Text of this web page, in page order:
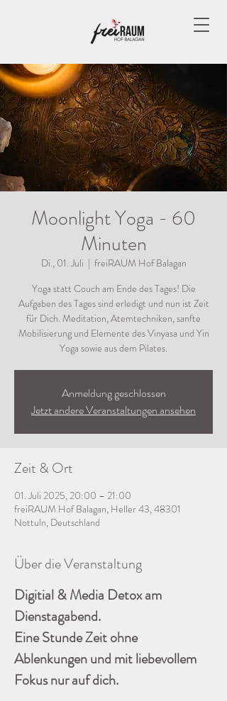
Moonlight Yoga - 60
Minuten
Di., 01. Juli
  |
freiRAUM Hof Balagan
Yoga statt Couch am Ende des Tages! Die
Aufgaben des Tages sind erledigt und nun ist Zeit
für Dich. Meditation, Atemtechniken, sanfte
Mobilisierung und Elemente des Vinyasa und Yin
Yoga sowie aus dem Pilates.
Anmeldung geschlossen
Jetzt andere Veranstaltungen ansehen
Zeit & Ort
01. Juli 2025, 20:00 – 21:00
freiRAUM Hof Balagan, Heller 43, 48301
Nottuln, Deutschland
Über die Veranstaltung
Digitial & Media Detox am
Dienstagabend.
Eine Stunde Zeit ohne
Ablenkungen und mit liebevollem
Fokus nur auf dich.